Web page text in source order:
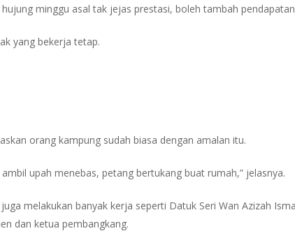
minggu asal tak jejas prestasi, boleh tambah
yang bekerja tetap.
orang kampung sudah biasa dengan amalan itu.
upah menebas, petang bertukang buat rumah,” jelasnya.
melakukan banyak kerja seperti Datuk Seri Wan Azizah
dan ketua pembangkang.